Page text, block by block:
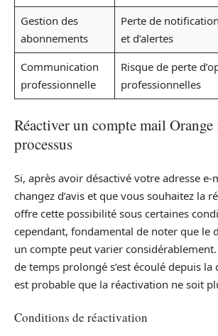
Gestion des
abonnements
Perte de
et d’alertes
Communication
professionnelle
Risque de perte
professionnelles
Réactiver un compte mail
processus
Si, après avoir désactivé votre adresse e-
changez d’avis et que vous souhaitez la
offre cette possibilité sous certaines
cependant, fondamental de noter que le
un compte peut varier
de temps prolongé s’est écoulé depuis la
est probable que la réactivation ne soit
Conditions de réactivation